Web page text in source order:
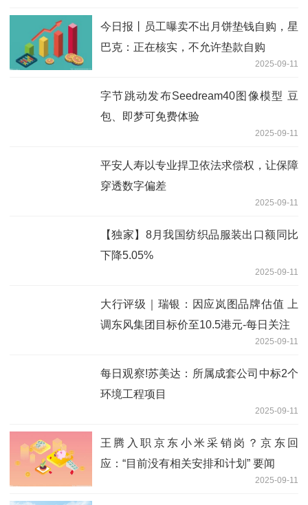
今日报丨员工曝卖不出月饼垫钱自购，星
巴克：正在核实，不允许垫款自购
2025-09-11
字节跳动发布Seedream40图像模型 豆
包、即梦可免费体验
2025-09-11
平安人寿以专业捍卫依法求偿权，让保障
穿透数字偏差
2025-09-11
【独家】8月我国纺织品服装出口额同比
下降5.05%
2025-09-11
大行评级｜瑞银：因应岚图品牌估值 上
调东风集团目标价至10.5港元-每日关注
2025-09-11
每日观察!苏美达：所属成套公司中标2个
环境工程项目
2025-09-11
王腾入职京东小米采销岗？京东回
应：“目前没有相关安排和计划” 要闻
2025-09-11